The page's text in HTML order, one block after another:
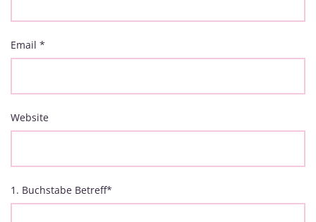
Email *
Website
1. Buchstabe Betreff*